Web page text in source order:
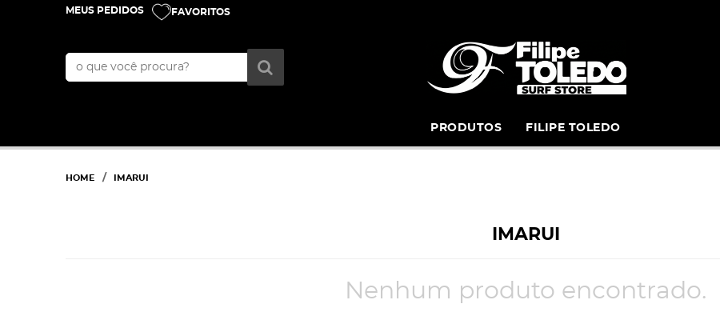
MEUS PEDIDOS FAVORITOS
PRODUTOS FILIPE TOLEDO
HOME IMARUI
IMARUI
Nenhum produto encontrado.